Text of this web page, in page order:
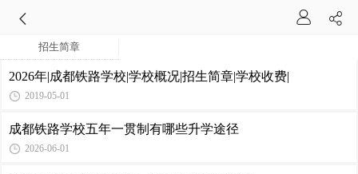
招生简章
2026年|成都铁路学校|学校概况|招生简章|学校收费|
2019-05-01
成都铁路学校五年一贯制有哪些升学途径
2026-06-01